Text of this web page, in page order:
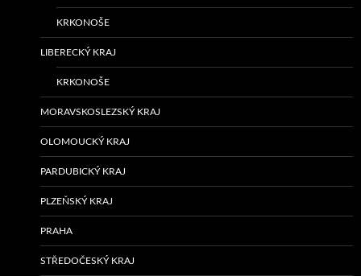
KRKONOŠE
LIBERECKÝ KRAJ
KRKONOŠE
MORAVSKOSLEZSKÝ KRAJ
OLOMOUCKÝ KRAJ
PARDUBICKÝ KRAJ
PLZEŇSKÝ KRAJ
PRAHA
STŘEDOČESKÝ KRAJ